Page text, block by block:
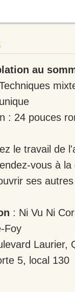
au
: 24 pouces
le travail de
vous à la
ses
: Ni Vu Ni
Foy
Laurier,
5, local 130